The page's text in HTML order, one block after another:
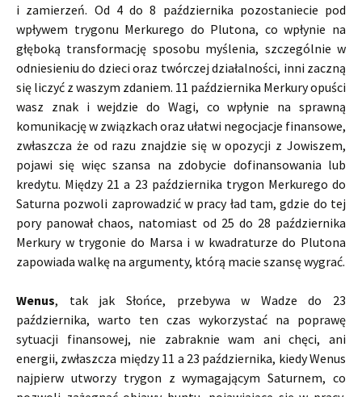
i zamierzeń. Od 4 do 8 października pozostaniecie pod
wpływem trygonu Merkurego do Plutona, co wpłynie na
głęboką transformację sposobu myślenia, szczególnie w
odniesieniu do dzieci oraz twórczej działalności, inni zaczną
się liczyć z waszym zdaniem. 11 października Merkury opuści
wasz znak i wejdzie do Wagi, co wpłynie na sprawną
komunikację w związkach oraz ułatwi negocjacje finansowe,
zwłaszcza że od razu znajdzie się w opozycji z Jowiszem,
pojawi się więc szansa na zdobycie dofinansowania lub
kredytu. Między 21 a 23 października trygon Merkurego do
Saturna pozwoli zaprowadzić w pracy ład tam, gdzie do tej
pory panował chaos, natomiast od 25 do 28 października
Merkury w trygonie do Marsa i w kwadraturze do Plutona
zapowiada walkę na argumenty, którą macie szansę wygrać.
Wenus, tak jak Słońce, przebywa w Wadze do 23
października, warto ten czas wykorzystać na poprawę
sytuacji finansowej, nie zabraknie wam ani chęci, ani
energii, zwłaszcza między 11 a 23 października, kiedy Wenus
najpierw utworzy trygon z wymagającym Saturnem, co